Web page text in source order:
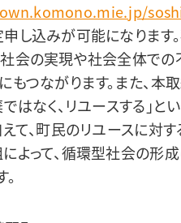
し込みが可能になります
会の実現や社会全体で
もつながります。また、
ではなく、リユースする」
えて、町民のリユースに対
よって、循環型社会の形